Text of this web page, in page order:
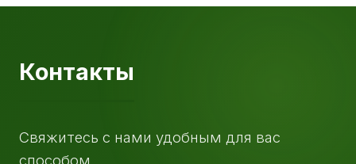
Контакты
Свяжитесь с нами удобным для вас
способом